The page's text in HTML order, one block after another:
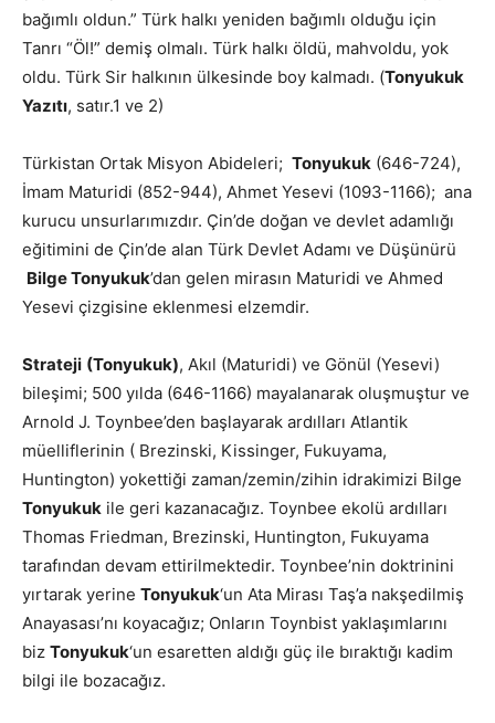
bağımlı oldun.” Türk halkı yeniden bağımlı olduğu için
Tanrı “Öl!” demiş olmalı. Türk halkı öldü, mahvoldu, yok
oldu. Türk Sir halkının ülkesinde boy kalmadı. (Tonyukuk
Yazıtı, satır.1 ve 2)
Türkistan Ortak Misyon Abideleri; Tonyukuk (646-724),
İmam Maturidi (852-944), Ahmet Yesevi (1093-1166); ana
kurucu unsurlarımızdır. Çin’de doğan ve devlet adamlığı
eğitimini de Çin’de alan Türk Devlet Adamı ve Düşünürü
Bilge Tonyukuk’dan gelen mirasın Maturidi ve Ahmed
Yesevi çizgisine eklenmesi elzemdir.
Strateji (Tonyukuk), Akıl (Maturidi) ve Gönül (Yesevi)
bileşimi; 500 yılda (646-1166) mayalanarak oluşmuştur ve
Arnold J. Toynbee’den başlayarak ardılları Atlantik
müelliflerinin ( Brezinski, Kissinger, Fukuyama,
Huntington) yokettiği zaman/zemin/zihin idrakimizi Bilge
Tonyukuk ile geri kazanacağız. Toynbee ekolü ardılları
Thomas Friedman, Brezinski, Huntington, Fukuyama
tarafından devam ettirilmektedir. Toynbee’nin doktrinini
yırtarak yerine Tonyukuk‘un Ata Mirası Taş’a nakşedilmiş
Anayasası’nı koyacağız; Onların Toynbist yaklaşımlarını
biz Tonyukuk‘un esaretten aldığı güç ile bıraktığı kadim
bilgi ile bozacağız.